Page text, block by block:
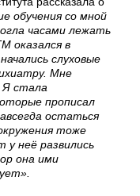
обучения со мной
часами лежать
оказался в
слуховые
Мне
Я стала
прописал
остаться
тоже
у неё развились
она ими